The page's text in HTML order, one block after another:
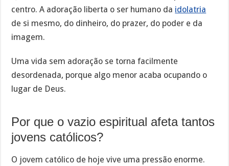
centro. A adoração liberta o ser humano da idolatria
de si mesmo, do dinheiro, do prazer, do poder e da
imagem.
Uma vida sem adoração se torna facilmente
desordenada, porque algo menor acaba ocupando o
lugar de Deus.
Por que o vazio espiritual afeta tantos
jovens católicos?
O jovem católico de hoje vive uma pressão enorme.